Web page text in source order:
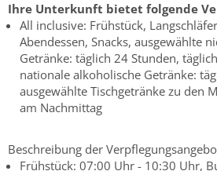
Ihre Unterkunft bietet folgende
All inclusive: Frühstück,
Abendessen, Snacks, ausgewählte
Getränke: täglich 24 Stunden,
nationale alkoholische Getränke:
ausgewählte Tischgetränke zu den
am Nachmittag
Beschreibung der
Frühstück: 07:00 Uhr - 10:30 Uhr,